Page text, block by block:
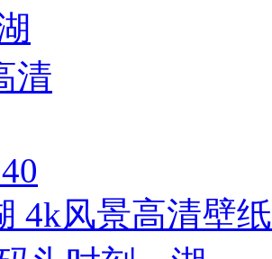
4k风景高清壁纸